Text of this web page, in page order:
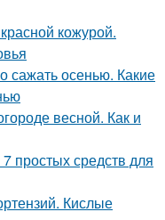
кожурой.
сажать осенью. Какие
весной. Как и
7 простых средств для
Кислые